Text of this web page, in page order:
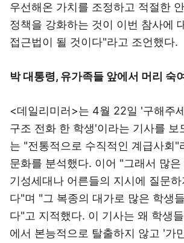
우선해온 가치를 조정하고 적절한
정책을 강화하는 것이 이번 참사에
접근법이 될 것이다"라고 조언했다.
박 대통령, 유가족들 앞에서 머리 숙
<데일리미러>는 4월 22일 '구해주
구조 전화 한 학생'이라는 기사를 보
는 "전통적으로 수직적인 계급사회"
문화를 분석했다. 이어 "그래서 많
기성세대나 어른들의 지시에 질문
다"며 "그 복종의 대가로 많은 학생
다"고 지적했다. 이 기사는 왜 학생
에서 본능적으로 탈출하지 않고 '가